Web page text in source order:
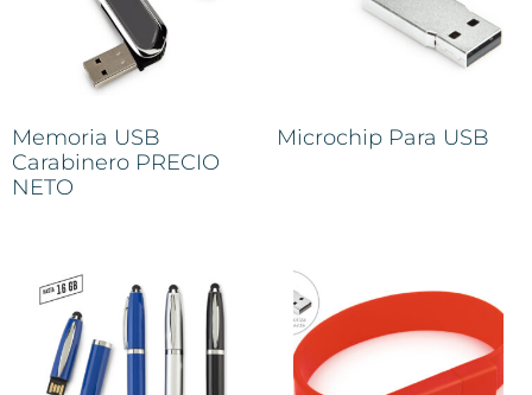
Memoria USB
Carabinero PRECIO
NETO
Microchip Para USB